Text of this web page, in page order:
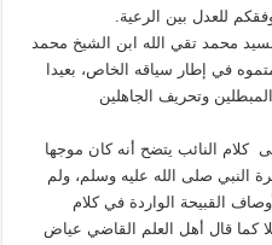
للعدل بين الرعية.
محمد تقي الله ابن الشيخ محمد
في إطار سياقه الخاص، بعيدا
وتحريف الجاهلين
كلام النائب يتضح أنه كان موجها
النبي صلى الله عليه وسلم، ولم
القبيحة الواردة في كلام
كما قال أهل العلم القاضي عياض